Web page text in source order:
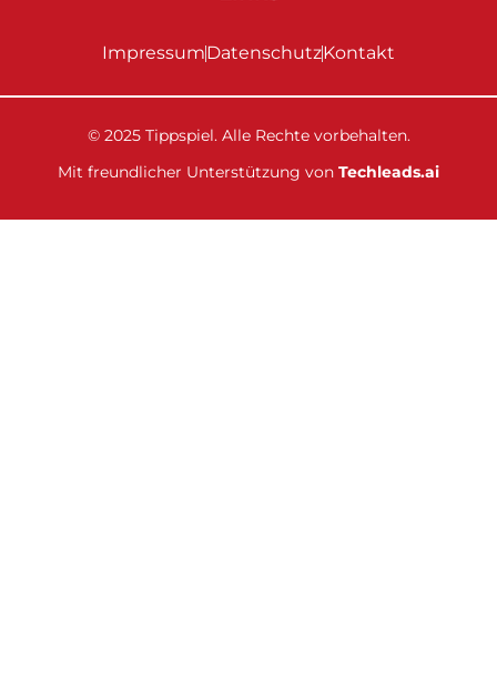
ImpressumDatenschutzKontakt
© 2025 Tippspiel. Alle Rechte vorbehalten.
Mit freundlicher Unterstützung von Techleads.ai